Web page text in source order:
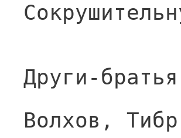
Други-
Волхов,